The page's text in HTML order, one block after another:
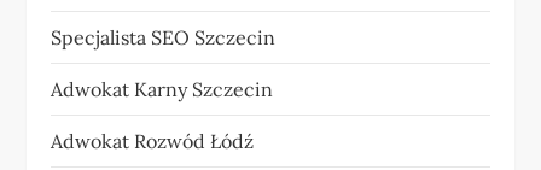
Specjalista SEO Szczecin
Adwokat Karny Szczecin
Adwokat Rozwód Łódź